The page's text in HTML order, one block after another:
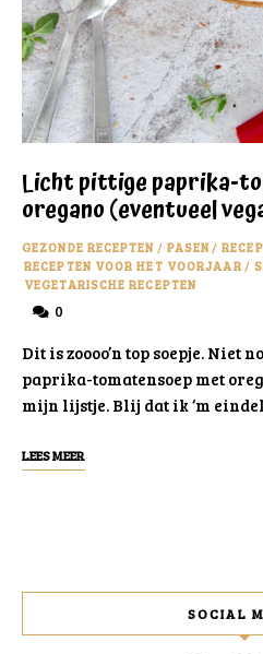
Licht pittige paprika-
oregano (eventueel
GEZONDE RECEPTEN / PASEN/
RECEPTEN VOOR HET VOORJAAR/
VEGETARISCHE RECEPTEN
0
Dit is zoooo’n top soepje.
paprika-tomatensoep met
mijn lijstje. Blij dat ik ‘m
LEES MEER
SOCIAL